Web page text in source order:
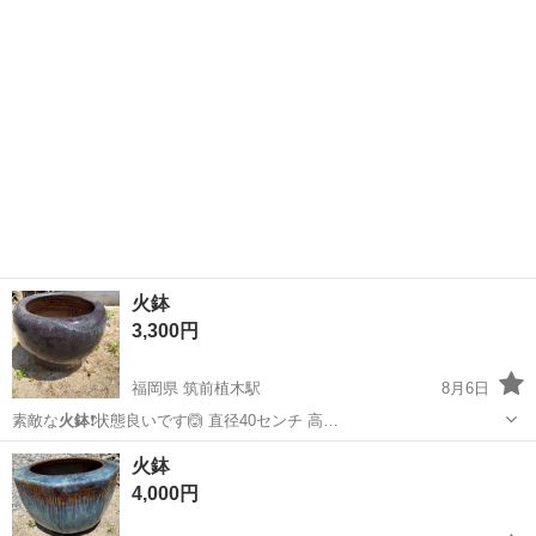
火鉢
3,300円
福岡県 筑前植木駅
8月6日
素敵な火鉢❗️状態良いです🙆 直径40センチ 高…
福岡 直方市 筑前植木駅
火鉢
4,000円